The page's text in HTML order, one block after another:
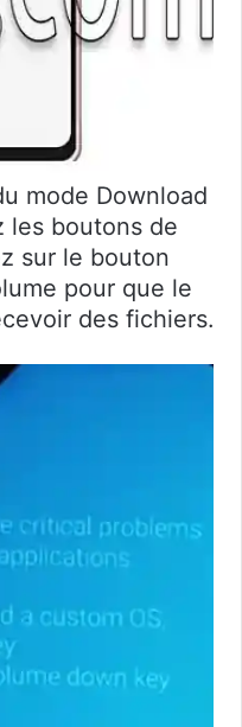
mode Download
les boutons de
sur le bouton
pour que le
des fichiers.